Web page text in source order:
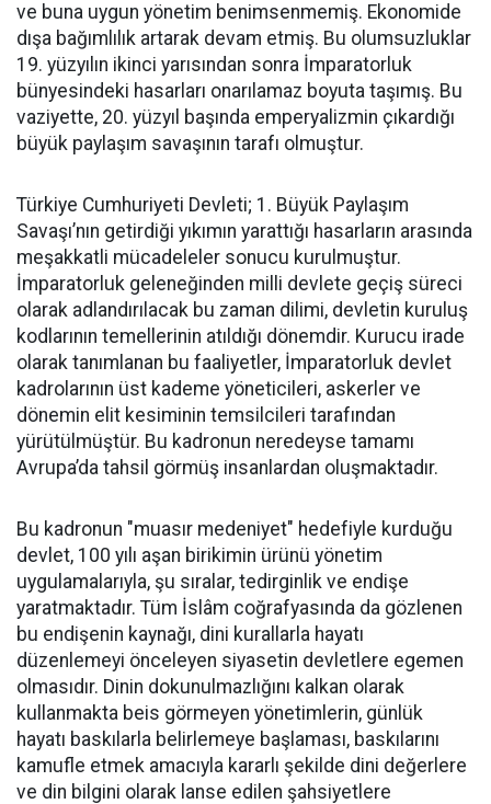
ve buna uygun yönetim benimsenmemiş. Ekonomide
dışa bağımlılık artarak devam etmiş. Bu olumsuzluklar
19. yüzyılın ikinci yarısından sonra İmparatorluk
bünyesindeki hasarları onarılamaz boyuta taşımış. Bu
vaziyette, 20. yüzyıl başında emperyalizmin çıkardığı
büyük paylaşım savaşının tarafı olmuştur.
Türkiye Cumhuriyeti Devleti; 1. Büyük Paylaşım
Savaşı’nın getirdiği yıkımın yarattığı hasarların arasında
meşakkatli mücadeleler sonucu kurulmuştur.
İmparatorluk geleneğinden milli devlete geçiş süreci
olarak adlandırılacak bu zaman dilimi, devletin kuruluş
kodlarının temellerinin atıldığı dönemdir. Kurucu irade
olarak tanımlanan bu faaliyetler, İmparatorluk devlet
kadrolarının üst kademe yöneticileri, askerler ve
dönemin elit kesiminin temsilcileri tarafından
yürütülmüştür. Bu kadronun neredeyse tamamı
Avrupa’da tahsil görmüş insanlardan oluşmaktadır.
Bu kadronun "muasır medeniyet" hedefiyle kurduğu
devlet, 100 yılı aşan birikimin ürünü yönetim
uygulamalarıyla, şu sıralar, tedirginlik ve endişe
yaratmaktadır. Tüm İslâm coğrafyasında da gözlenen
bu endişenin kaynağı, dini kurallarla hayatı
düzenlemeyi önceleyen siyasetin devletlere egemen
olmasıdır. Dinin dokunulmazlığını kalkan olarak
kullanmakta beis görmeyen yönetimlerin, günlük
hayatı baskılarla belirlemeye başlaması, baskılarını
kamufle etmek amacıyla kararlı şekilde dini değerlere
ve din bilgini olarak lanse edilen şahsiyetlere